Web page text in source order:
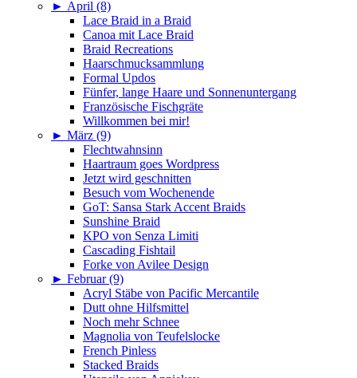
► April (8)
Lace Braid in a Braid
Canoa mit Lace Braid
Braid Recreations
Haarschmucksammlung
Formal Updos
Fünfer, lange Haare und Sonnenuntergang
Französische Fischgräte
Willkommen bei mir!
► März (9)
Flechtwahnsinn
Haartraum goes Wordpress
Jetzt wird geschnitten
Besuch vom Wochenende
GoT: Sansa Stark Accent Braids
Sunshine Braid
KPO von Senza Limiti
Cascading Fishtail
Forke von Avilee Design
► Februar (9)
Acryl Stäbe von Pacific Mercantile
Dutt ohne Hilfsmittel
Noch mehr Schnee
Magnolia von Teufelslocke
French Pinless
Stacked Braids